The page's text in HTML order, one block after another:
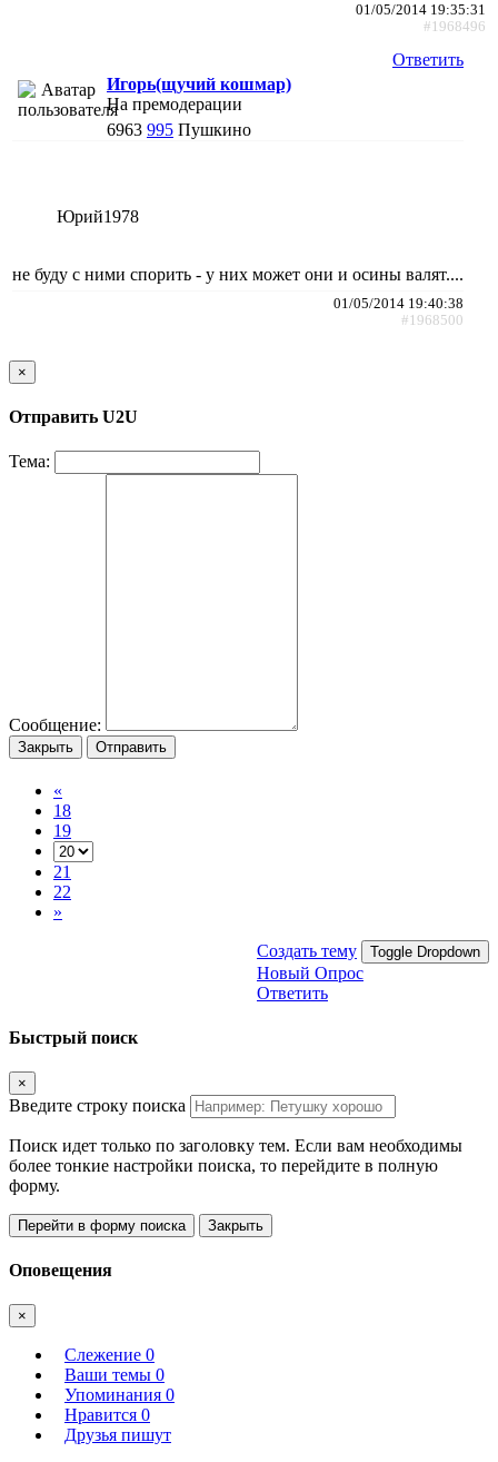
01/05/2014 19:35:31
#1968496
Ответить
Игорь(щучий кошмар)
На премодерации
6963 995 Пушкино
Юрий1978
не буду с ними спорить - у них может они и осины валят....
01/05/2014 19:40:38
#1968500
×
Отправить U2U
Тема:
Сообщение:
Закрыть Отправить
«
18
19
21
22
»
Создать тему Toggle Dropdown
Новый Опрос
Ответить
Быстрый поиск
×
Введите строку поиска
Поиск идет только по заголовку тем. Если вам необходимы
более тонкие настройки поиска, то перейдите в полную
форму.
Перейти в форму поиска Закрыть
Оповещения
×
Слежение 0
Ваши темы 0
Упоминания 0
Нравится 0
Друзья пишут